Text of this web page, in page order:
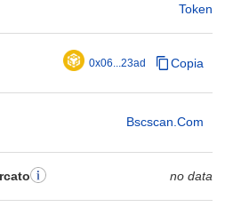
Token
0x06...23ad Copia
Bscscan.com
no data